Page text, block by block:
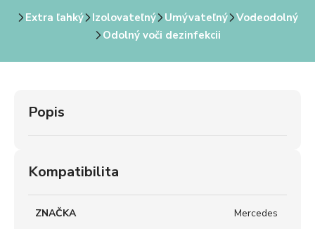
Extra ľahký Izolovateľný Umývateľný
Vodeodolný
Odolný voči dezinfekcii
Popis
Kompatibilita
ZNAČKA Mercedes